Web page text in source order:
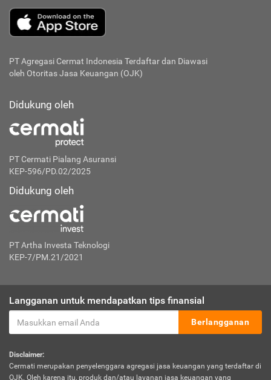
PT Agregasi Cermat Indonesia Terdaftar dan Diawasi
oleh Otoritas Jasa Keuangan (OJK)
Didukung oleh
PT Cermati Pialang Asuransi
KEP-596/PD.02/2025
Didukung oleh
PT Artha Investa Teknologi
KEP-7/PM.21/2021
Langganan untuk mendapatkan tips finansial
Berlangganan
Disclaimer:
Cermati merupakan penyelenggara agregasi jasa keuangan yang terdaftar di
OJK. Oleh karena itu, produk dan/atau layanan jasa keuangan yang